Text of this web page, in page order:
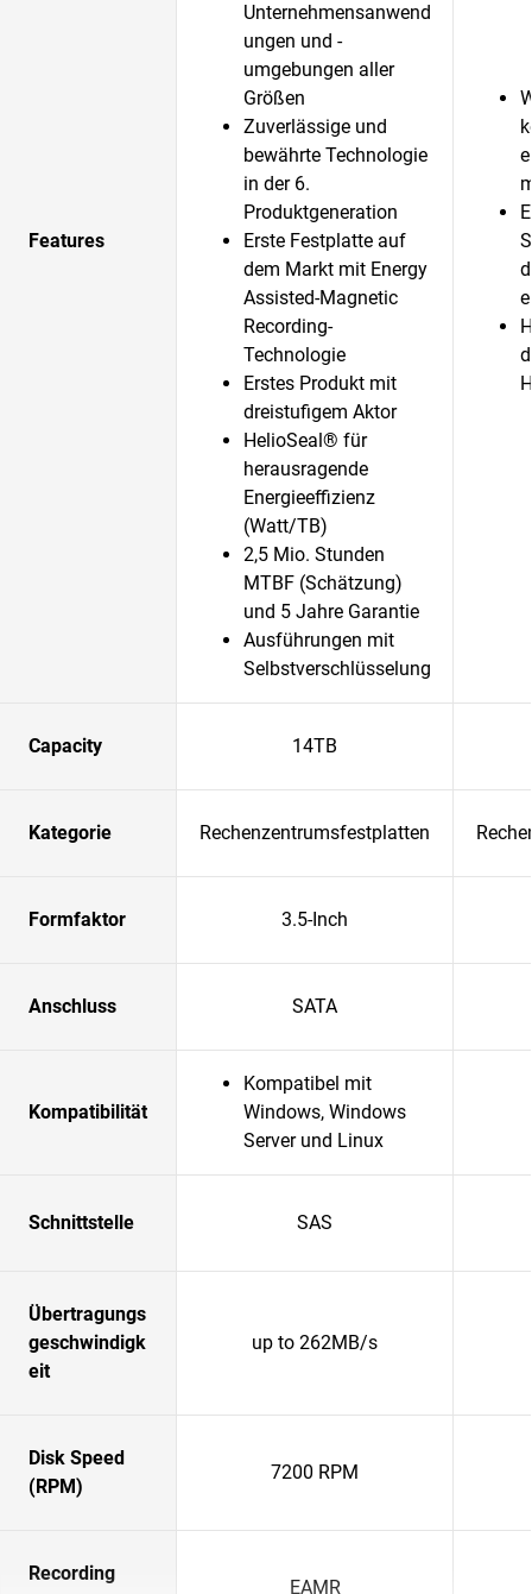
Features
Unternehmensanwend
ungen und -
umgebungen aller
Größen
Zuverlässige und
bewährte Technologie
in der 6.
Produktgeneration
Erste Festplatte auf
dem Markt mit Energy
Assisted-Magnetic
Recording-
Technologie
Erstes Produkt mit
dreistufigem Aktor
HelioSeal® für
herausragende
Energieeffizienz
(Watt/TB)
2,5 Mio. Stunden
MTBF (Schätzung)
und 5 Jahre Garantie
Ausführungen mit
Selbstverschlüsselung
Capacity 14TB
Kategorie Rechenzentrumsfestplatten
Formfaktor 3.5-Inch
Anschluss SATA
Kompatibilität
Kompatibel mit
Windows, Windows
Server und Linux
Schnittstelle SAS
Übertragungs
geschwindigk
eit
up to 262MB/s
Disk Speed
(RPM)
7200 RPM
Recording
EAMR